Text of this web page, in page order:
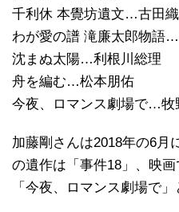
千利休 本覺坊遺文…古田
わが愛の譜 滝廉太郎物語
沈まぬ太陽…利根川総理
舟を編む…松本朋佑
今夜、ロマンス劇場で…牧
加藤剛さんは2018年の6月
の遺作は「事件18」、映
「今夜、ロマンス劇場で」